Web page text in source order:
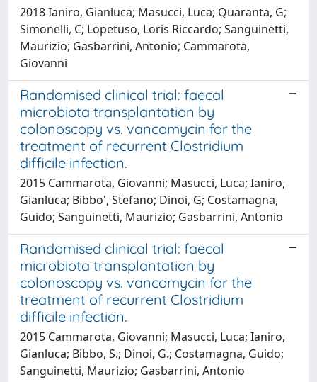
2018 Ianiro, Gianluca; Masucci, Luca; Quaranta, G;
Simonelli, C; Lopetuso, Loris Riccardo; Sanguinetti,
Maurizio; Gasbarrini, Antonio; Cammarota,
Giovanni
Randomised clinical trial: faecal
microbiota transplantation by
colonoscopy vs. vancomycin for the
treatment of recurrent Clostridium
difficile infection.
2015 Cammarota, Giovanni; Masucci, Luca; Ianiro,
Gianluca; Bibbo', Stefano; Dinoi, G; Costamagna,
Guido; Sanguinetti, Maurizio; Gasbarrini, Antonio
Randomised clinical trial: faecal
microbiota transplantation by
colonoscopy vs. vancomycin for the
treatment of recurrent Clostridium
difficile infection.
2015 Cammarota, Giovanni; Masucci, Luca; Ianiro,
Gianluca; Bibbo, S.; Dinoi, G.; Costamagna, Guido;
Sanguinetti, Maurizio; Gasbarrini, Antonio